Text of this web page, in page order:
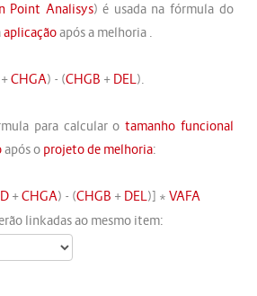
Point Analisys) é usada na fórmula do
aplicaçãoapós a melhoria .
CHGA) - (CHGB + DEL).
para calcular o tamanho funcional
após o projeto de melhoria:
+CHGA) - (CHGB + DEL)] * VAFA
linkadas ao mesmo item: